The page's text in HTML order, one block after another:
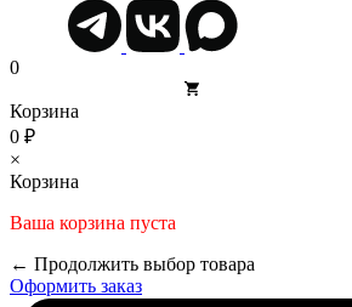
0
Корзина
0 ₽
×
Корзина
Ваша корзина пуста
← Продолжить выбор товара
Оформить заказ